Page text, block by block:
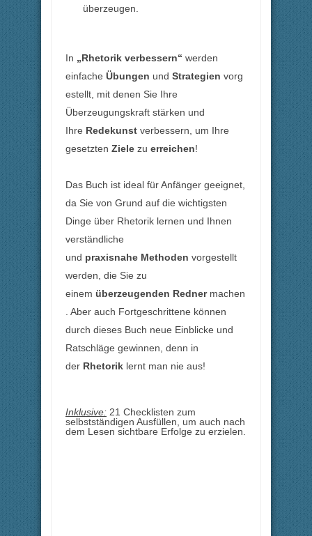
überzeugen.
In „Rhetorik verbessern“ werden
einfache Übungen und Strategien vorg
estellt, mit denen Sie Ihre
Überzeugungskraft stärken und
Ihre Redekunst verbessern, um Ihre
gesetzten Ziele zu erreichen!
Das Buch ist ideal für Anfänger geeignet,
da Sie von Grund auf die wichtigsten
Dinge über Rhetorik lernen und Ihnen
verständliche
und praxisnahe Methoden vorgestellt
werden, die Sie zu
einem überzeugenden Rednermachen
. Aber auch Fortgeschrittene können
durch dieses Buch neue Einblicke und
Ratschläge gewinnen, denn in
der Rhetorik lernt man nie aus!
Inklusive: 21 Checklisten zum
selbstständigen Ausfüllen, um auch nach
dem Lesen sichtbare Erfolge zu erzielen.